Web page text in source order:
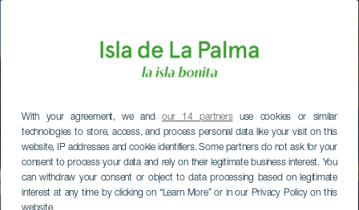
With your agreement, we andour 14 partnersuse cookies or similar
technologies to store, access, and process personal data like your visit on this
website, IP addresses and cookie identifiers. Some partners do not ask for your
consent to process your data and rely on their legitimate business interest. You
can withdraw your consent or object to data processing based on legitimate
interest at any time by clicking on “Learn More” or in our Privacy Policy on this